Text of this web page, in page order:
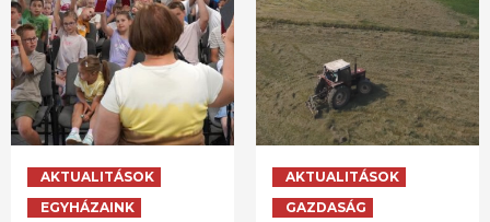
AKTUALITÁSOK
EGYHÁZAINK
AKTUALITÁSOK
GAZDASÁG